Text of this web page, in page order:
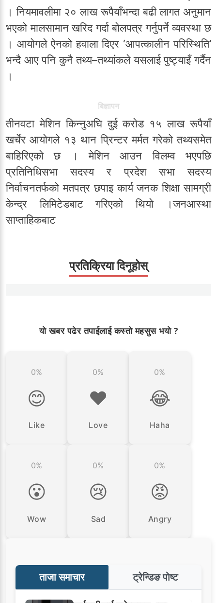
। नियमावलीमा २० लाख रूपैयाँभन्दा बढी लागत अनुमान
भएको मालसामान खरिद गर्दा बोलपत्र गर्नुपर्ने व्यवस्था छ
। आयोगले ऐनको हवाला दिएर ‘आपत्कालीन परिस्थिति’
भन्दै आए पनि कुनै तथ्य–तथ्यांकले यसलाई पुष्ट्याइँ गर्दैन
।
बिज्ञापन
तीनवटा मेशिन किन्नुअघि दुई करोड १५ लाख रूपैयाँ
खर्चेर आयोगले १३ थान प्रिन्टर मर्मत गरेको तथ्यसमेत
बाहिरिएको छ । मेशिन आउन विलम्व भएपछि
प्रतिनिधिसभा सदस्य र प्रदेश सभा सदस्य
निर्वाचनतर्फको मतपत्र छपाइ कार्य जनक शिक्षा सामग्री
केन्द्र लिमिटेडबाट गरिएको थियो ।जनआस्था
साप्ताहिकबाट
प्रतिक्रिया दिनूहोस्
यो खबर पढेर तपाईलाई कस्तो महसुस भयो ?
0%
😊
Like
0%
❤️
Love
0%
😂
Haha
0%
😮
Wow
0%
😢
Sad
0%
😡
Angry
ताजा समाचार ट्रेन्डिङ पोष्ट